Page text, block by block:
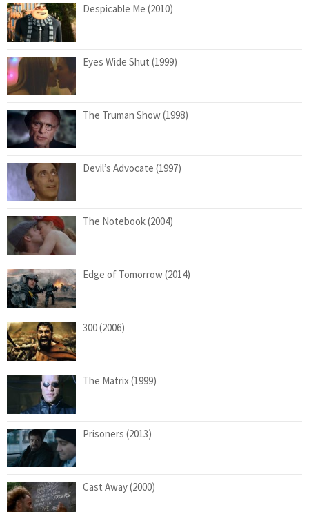
Despicable Me (2010)
Eyes Wide Shut (1999)
The Truman Show (1998)
Devil’s Advocate (1997)
The Notebook (2004)
Edge of Tomorrow (2014)
300 (2006)
The Matrix (1999)
Prisoners (2013)
Cast Away (2000)